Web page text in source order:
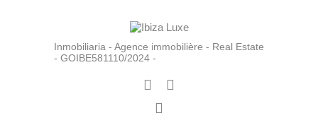
Inmobiliaria - Agence immobilière - Real Estate
- GOIBE581110/2024 -